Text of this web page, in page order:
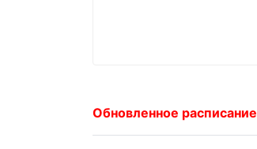
Обновленное